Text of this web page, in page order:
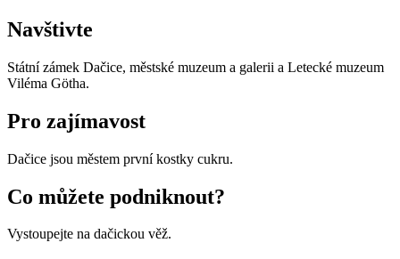
Navštivte
Státní zámek Dačice, městské muzeum a galerii a Letecké muzeum
Viléma Götha.
Pro zajímavost
Dačice jsou městem první kostky cukru.
Co můžete podniknout?
Vystoupejte na dačickou věž.